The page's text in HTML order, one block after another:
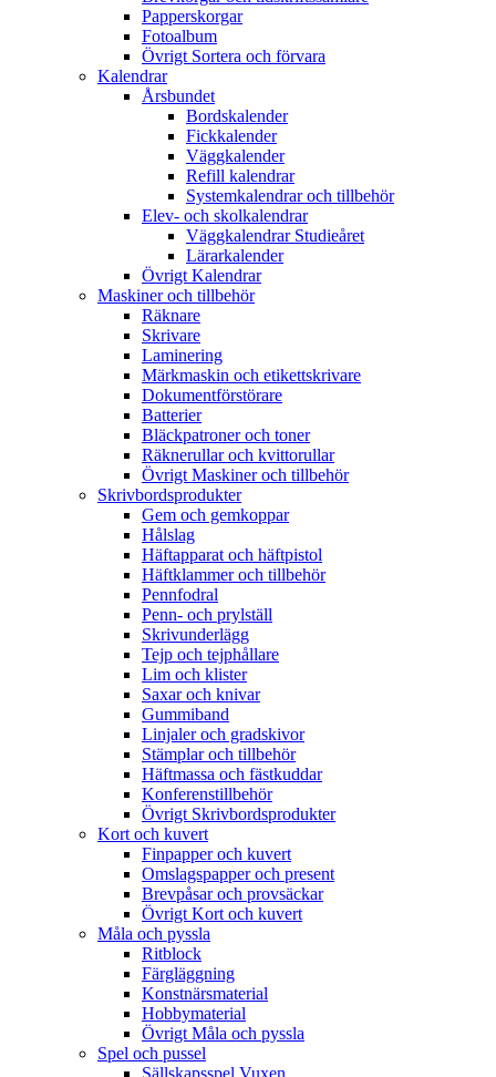
Papperskorgar
Fotoalbum
Övrigt Sortera och förvara
Kalendrar
Årsbundet
Bordskalender
Fickkalender
Väggkalender
Refill kalendrar
Systemkalendrar och tillbehör
Elev- och skolkalendrar
Väggkalendrar Studieåret
Lärarkalender
Övrigt Kalendrar
Maskiner och tillbehör
Räknare
Skrivare
Laminering
Märkmaskin och etikettskrivare
Dokumentförstörare
Batterier
Bläckpatroner och toner
Räknerullar och kvittorullar
Övrigt Maskiner och tillbehör
Skrivbordsprodukter
Gem och gemkoppar
Hålslag
Häftapparat och häftpistol
Häftklammer och tillbehör
Pennfodral
Penn- och prylställ
Skrivunderlägg
Tejp och tejphållare
Lim och klister
Saxar och knivar
Gummiband
Linjaler och gradskivor
Stämplar och tillbehör
Häftmassa och fästkuddar
Konferenstillbehör
Övrigt Skrivbordsprodukter
Kort och kuvert
Finpapper och kuvert
Omslagspapper och present
Brevpåsar och provsäckar
Övrigt Kort och kuvert
Måla och pyssla
Ritblock
Färgläggning
Konstnärsmaterial
Hobbymaterial
Övrigt Måla och pyssla
Spel och pussel
Sällskapsspel Vuxen